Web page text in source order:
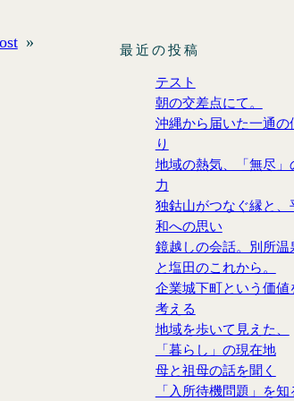
» 最近の投稿
テスト
朝の交差点にて。
沖縄から届いた一通の
り
地域の熱気、「無尽」
力
独鈷山がつなぐ縁と、
和への思い
鏡越しの会話。別所温
と塩田のこれから。
企業城下町という価値
考える
地域を歩いて見えた、
「暮らし」の現在地
母と祖母の話を聞く
「入所待機問題」を知